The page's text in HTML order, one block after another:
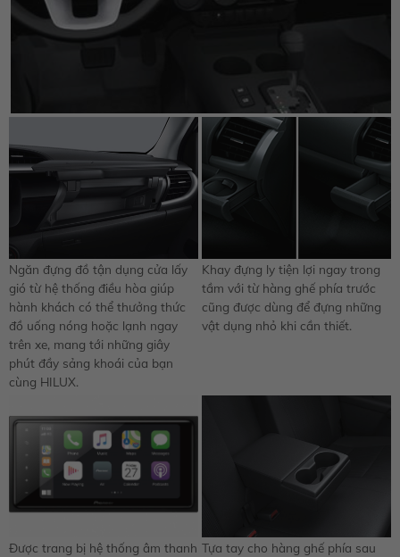
Ngăn đựng đồ tận dụng cửa lấy
gió từ hệ thống điều hòa giúp
hành khách có thể thưởng thức
đồ uống nóng hoặc lạnh ngay
trên xe, mang tới những giây
phút đầy sảng khoái của bạn
cùng HILUX.
Khay đựng ly tiện lợi ngay trong
tầm với từ hàng ghế phía trước
cũng được dùng để đựng những
vật dụng nhỏ khi cần thiết.
Được trang bị hệ thống âm thanh Tựa tay cho hàng ghế phía sau